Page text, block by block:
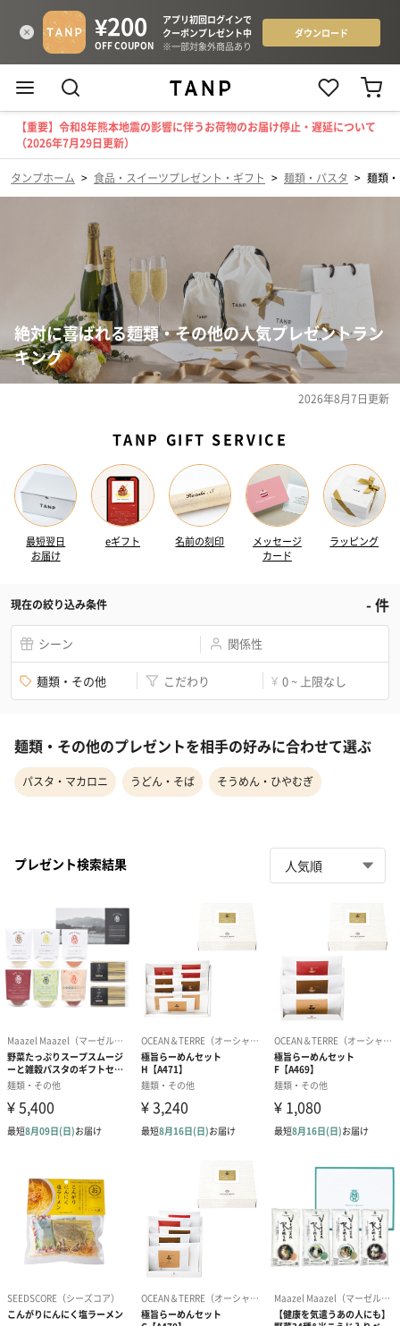
【重要】令和8年熊本地震の影響に伴うお荷物のお届け停止・遅延について
（2026年7月29日更新）
タンプホーム > 食品・スイーツプレゼント・ギフト > 麺類・パスタ > 麺類
絶対に喜ばれる麺類・その他の人気プレゼントラン
キング
2026年8月7日更新
TANP GIFT SERVICE
最短翌日
お届け
eギフト 名前の刻印
メッセージ
カード
ラッピング
現在の絞り込み条件 -件
シーン 関係性
麺類・その他 こだわり ¥ 0 ~ 上限なし
麺類・その他のプレゼントを相手の好みに合わせて選ぶ
パスタ・マカロニ うどん・そば そうめん・ひやむぎ
プレゼント検索結果